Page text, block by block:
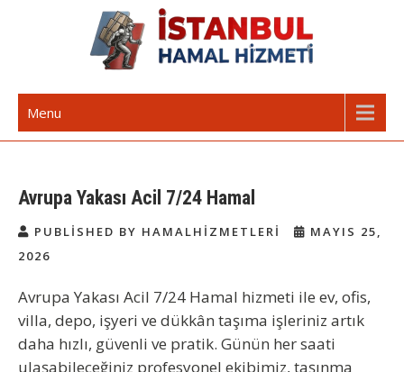
İstanbul Günlük Hamal | Hamal
Arıyorum Hamal Lazım
Menu
Avrupa Yakası Acil 7/24 Hamal
PUBLISHED BY HAMALHIZMETLERI
MAYIS 25,
2026
Avrupa Yakası Acil 7/24 Hamal hizmeti ile ev, ofis,
villa, depo, işyeri ve dükkân taşıma işleriniz artık
daha hızlı, güvenli ve pratik. Günün her saati
ulaşabileceğiniz profesyonel ekibimiz, taşınma